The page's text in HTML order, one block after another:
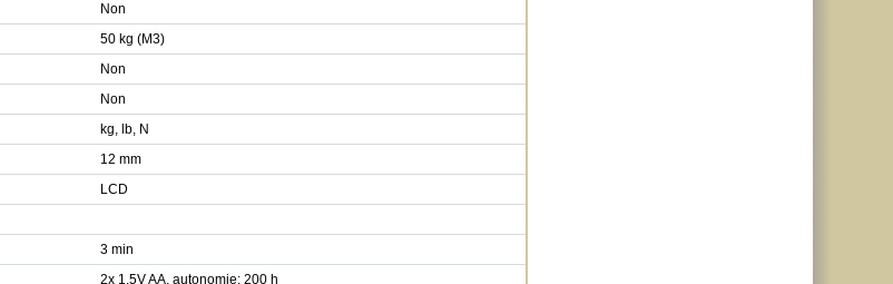
Non
50 kg (M3)
Non
Non
kg, lb, N
12 mm
LCD
3 min
2x 1.5V AA, autonomie: 200 h